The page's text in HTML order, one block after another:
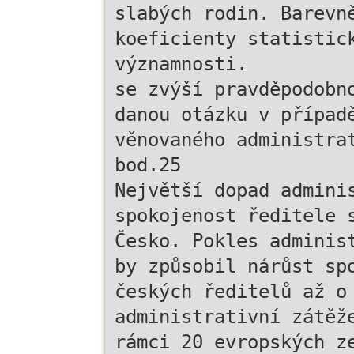
slabých rodin.
koeficienty
významnosti.
se zvýší
danou otázku v
věnovaného
bod.25
Největší dopad
spokojenost ředitele
Česko. Pokles
by způsobil nárůst
českých ředitelů až
administrativní
rámci 20 evropských